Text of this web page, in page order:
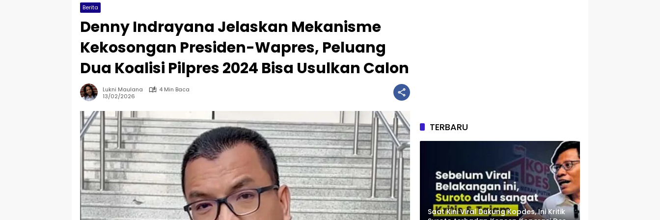
Berita
Denny Indrayana Jelaskan Mekanisme
Kekosongan Presiden-Wapres, Peluang
Dua Koalisi Pilpres 2024 Bisa Usulkan Calon
Lukni Maulana
4 Min Baca
13/02/2026
TERBARU
Saat Kini Viral Dukung Kopdes, Ini Kritik